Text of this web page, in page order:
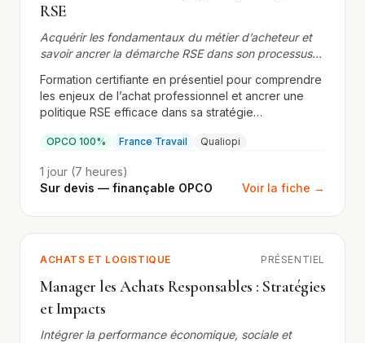
RSE
Acquérir les fondamentaux du métier d’acheteur et
savoir ancrer la démarche RSE dans son processus
Formation certifiante en présentiel pour comprendre
les enjeux de l’achat professionnel et ancrer une
politique RSE efficace dans sa stratégie
OPCO 100% France Travail Qualiopi
1 jour (7 heures)
Sur devis — finançable OPCO
Voir la fiche →
ACHATS ET LOGISTIQUE PRÉSENTIEL
Manager les Achats Responsables : Stratégies
et Impacts
Intégrer la performance économique, sociale et